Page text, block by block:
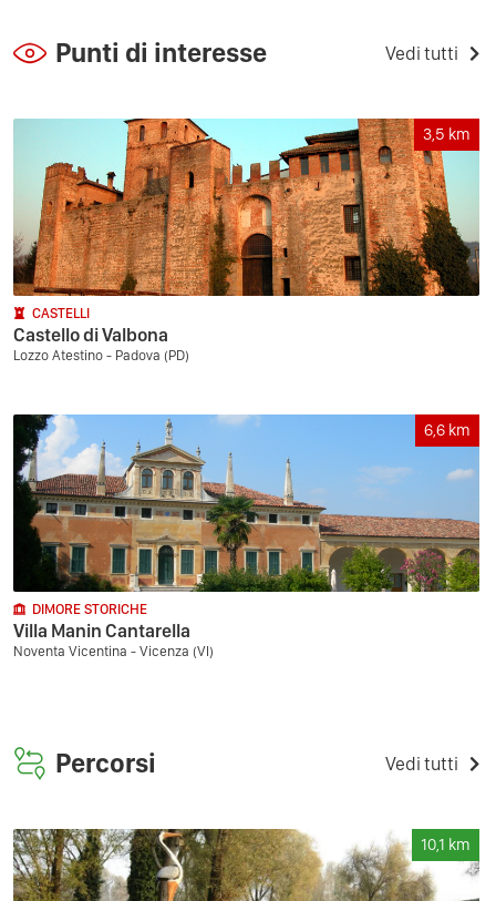
Punti di interesse Vedi tutti
3,5 km
CASTELLI
Castello di Valbona
Lozzo Atestino - Padova (PD)
6,6 km
DIMORE STORICHE
Villa Manin Cantarella
Noventa Vicentina - Vicenza (VI)
Percorsi Vedi tutti
10,1 km